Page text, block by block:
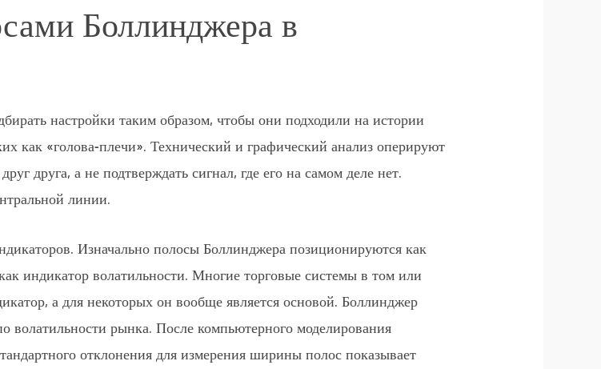
Боллинджера в
настройки таким образом, чтобы они подходили на истории
как «голова-плечи». Технический и графический анализ оперируют
друга, а не подтверждать сигнал, где его на самом деле нет.
линии.
Изначально полосы Боллинджера позиционируются как
индикатор волатильности. Многие торговые системы в том или
а для некоторых он вообще является основой. Боллинджер
волатильности рынка. После компьютерного моделирования
отклонения для измерения ширины полос показывает